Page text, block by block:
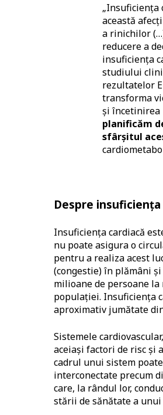
„Insuficiența
această
a rinichilor
reducere a
insuficiența
studiului
rezultatelor
transforma
și încetinirea
planificăm
sfârșitul
Despre insuficiența
Insuficiența cardiacă
nu poate asigura o
pentru a realiza acest
(congestie) în plămâni
milioane de persoane
populației. Insuficiența
aproximativ jumătate
Sistemele
aceiași factori de risc și
cadrul unui sistem
interconectate precum
care, la rândul lor,
stării de sănătate a